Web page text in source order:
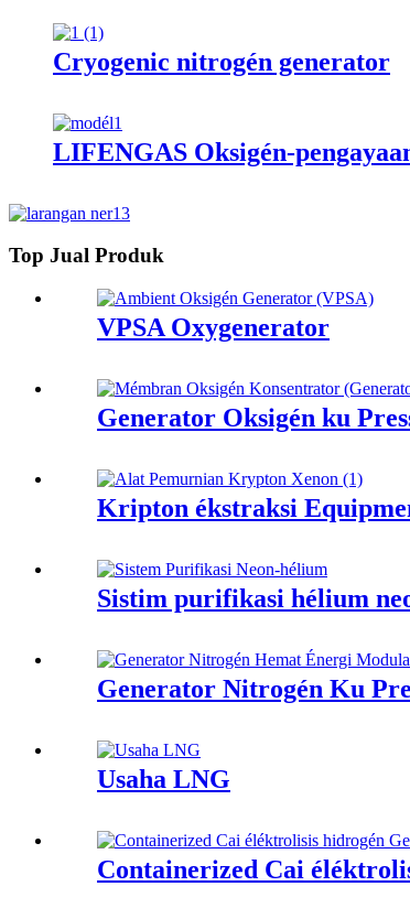
Cryogenic nitrogén generator
LIFENGAS Oksigén-
Top Jual Produk
VPSA Oxygenerator
Generator Oksigén ku
Kripton ékstraksi
Sistim purifikasi hélium
Generator Nitrogén Ku
Usaha LNG
Containerized Cai